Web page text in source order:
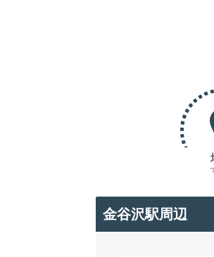
金谷沢駅周辺